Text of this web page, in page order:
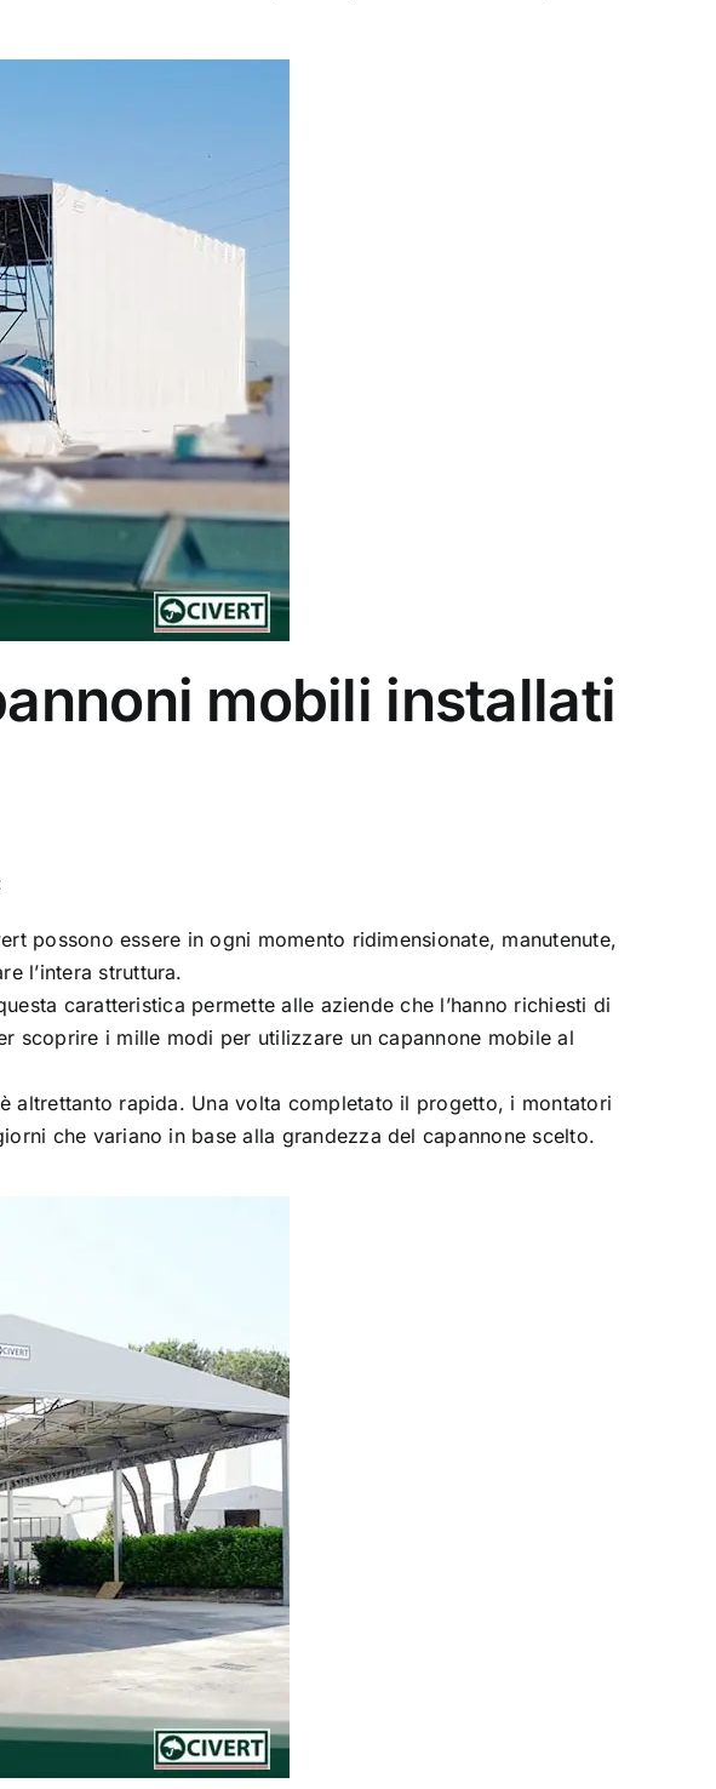
mobili installati
possono essere in ogni momento ridimensionate, manutenute,
l’intera struttura.
caratteristica permette alle aziende che l’hanno richiesti di
scoprire i mille modi per utilizzare un capannone mobile al
altrettanto rapida. Una volta completato il progetto, i montatori
che variano in base alla grandezza del capannone scelto.